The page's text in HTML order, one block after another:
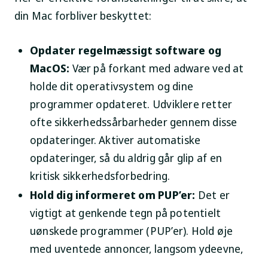
din Mac forbliver beskyttet:
Opdater regelmæssigt software og
MacOS: Vær på forkant med adware ved at
holde dit operativsystem og dine
programmer opdateret. Udviklere retter
ofte sikkerhedssårbarheder gennem disse
opdateringer. Aktiver automatiske
opdateringer, så du aldrig går glip af en
kritisk sikkerhedsforbedring.
Hold dig informeret om PUP’er: Det er
vigtigt at genkende tegn på potentielt
uønskede programmer (PUP’er). Hold øje
med uventede annoncer, langsom ydeevne,